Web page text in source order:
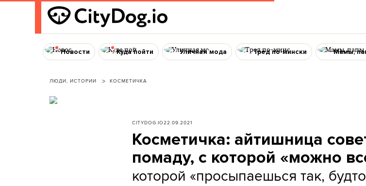
Новости Куда пойти Уличная мода Тред по-мински Мамы,
ЛЮДИ, ИСТОРИИ КОСМЕТИЧКА
CITYDOG.IO22.09.2021
Косметичка: айтишница
помаду, с которой «можно
которой «просыпаешься так,